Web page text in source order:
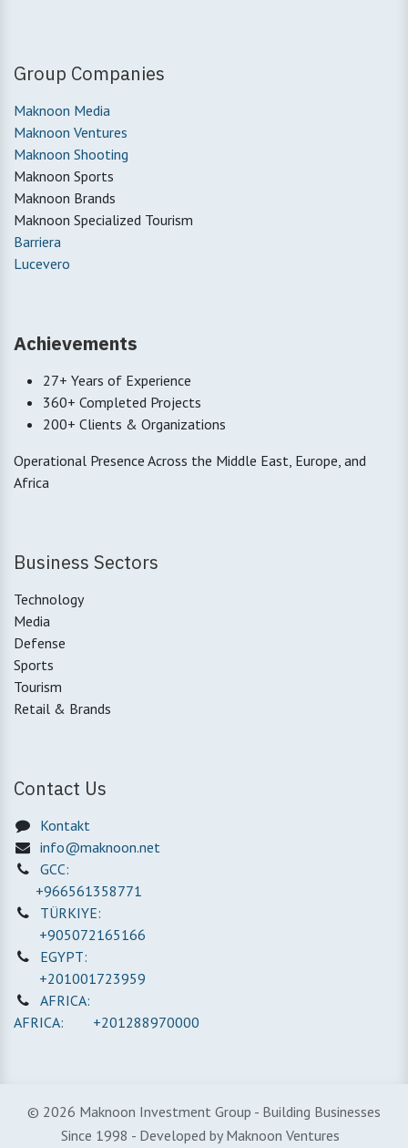
Group Companies
Maknoon Media
Maknoon Ventures
Maknoon Shooting
Maknoon Sports
Maknoon Brands
Maknoon Specialized Tourism
Barriera
Lucevero
Achievements
27+ Years of Experience
360+ Completed Projects
200+ Clients & Organizations
Operational Presence Across the Middle East, Europe, and
Africa
Business Sectors
Technology
Media
Defense
Sports
Tourism
Retail & Brands
Contact Us
Kontakt
info@maknoon.net
GCC:
+966561358771
TÜRKIYE:
+905072165166
EGYPT:
+201001723959
AFRICA:
AFRICA: +201288970000
© 2026 Maknoon Investment Group - Building Businesses
Since 1998 - Developed by Maknoon Ventures